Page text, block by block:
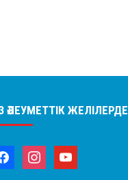
ӘЛЕУМЕТТІК ЖЕЛІЛЕРДЕ